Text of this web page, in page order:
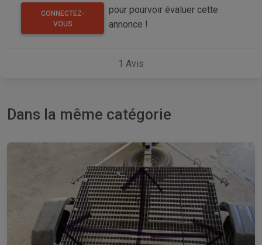
CONNECTEZ-
VOUS
pour pourvoir évaluer cette
annonce !
1 Avis
Dans la même catégorie